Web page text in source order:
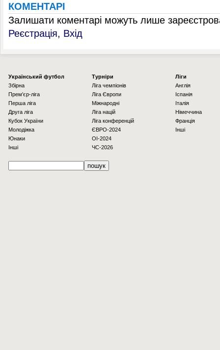
КОМЕНТАРІ
Залишати коментарі можуть лише
Реєстрація, Вхід
Українcький футбол
Збірна
Прем'єр-ліга
Перша ліга
Друга ліга
Кубок України
Молодіжка
Юнаки
Інші
Турніри
Ліга чемпіонів
Ліга Європи
Міжнародні
Ліга націй
Ліга конференцій
ЄВРО-2024
OI-2024
ЧС-2026
Ліги
Англія
Іспанія
Італія
Німеччина
Франція
Інші